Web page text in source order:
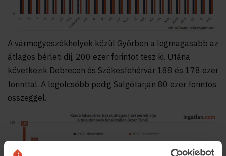
A vármegyeszékhelyek közül Győrben a legmagasabb az
átlagos bérleti díj, 200 ezer forintot tesz ki. Utána
következik Debrecen és Székesfehérvár 188 és 178 ezer
forinttal. A legolcsóbb pedig Salgótarján 80 ezer forintos
összeggel.